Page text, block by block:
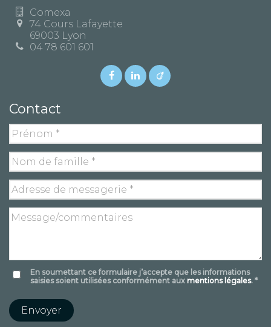
Comexa
74 Cours Lafayette
69003 Lyon
04 78 601 601
Contact
En soumettant ce formulaire j’accepte que les informations
saisies soient utilisées conformément auxmentions légales. *